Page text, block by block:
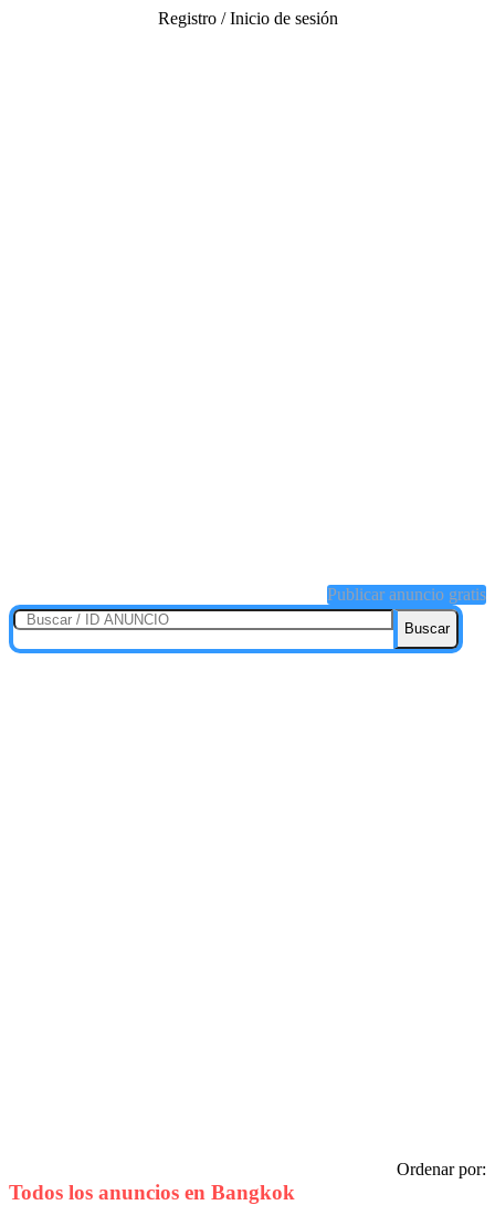
Registro / Inicio de sesión
Publicar anuncio gratis
Buscar
Todos los anuncios en Bangkok
Ordenar por: